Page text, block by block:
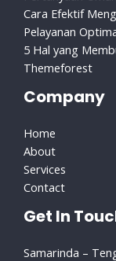
Cara Efektif
Pelayanan
5 Hal yang
Themeforest
Company
Home
About
Services
Contact
Get In
Samarinda –